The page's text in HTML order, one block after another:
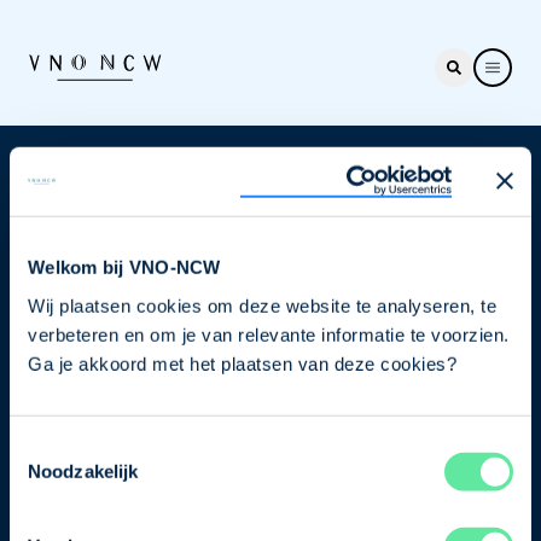
Welkom bij VNO-NCW
Wij plaatsen cookies om deze website te analyseren, te
verbeteren en om je van relevante informatie te voorzien.
Ga je akkoord met het plaatsen van deze cookies?
Noodzakelijk
Nieuwsbrief
je nu in voor de VNO-NCW nieuwsbrief.
Schrijf je in
Direct naar
Ons verhaal